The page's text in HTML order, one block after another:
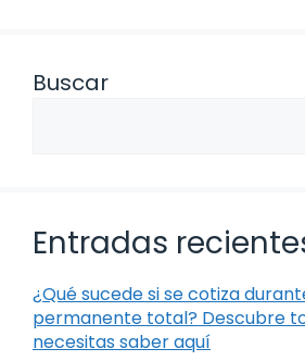
Buscar
Entradas
¿Qué sucede si se cotiza
permanente total? Descubre
necesitas saber aquí